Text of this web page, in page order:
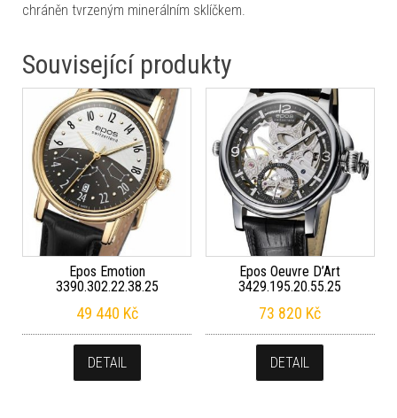
chráněn tvrzeným minerálním sklíčkem.
Související produkty
Epos Emotion
3390.302.22.38.25
49 440 Kč
DETAIL
Epos Oeuvre D’Art
3429.195.20.55.25
73 820 Kč
DETAIL